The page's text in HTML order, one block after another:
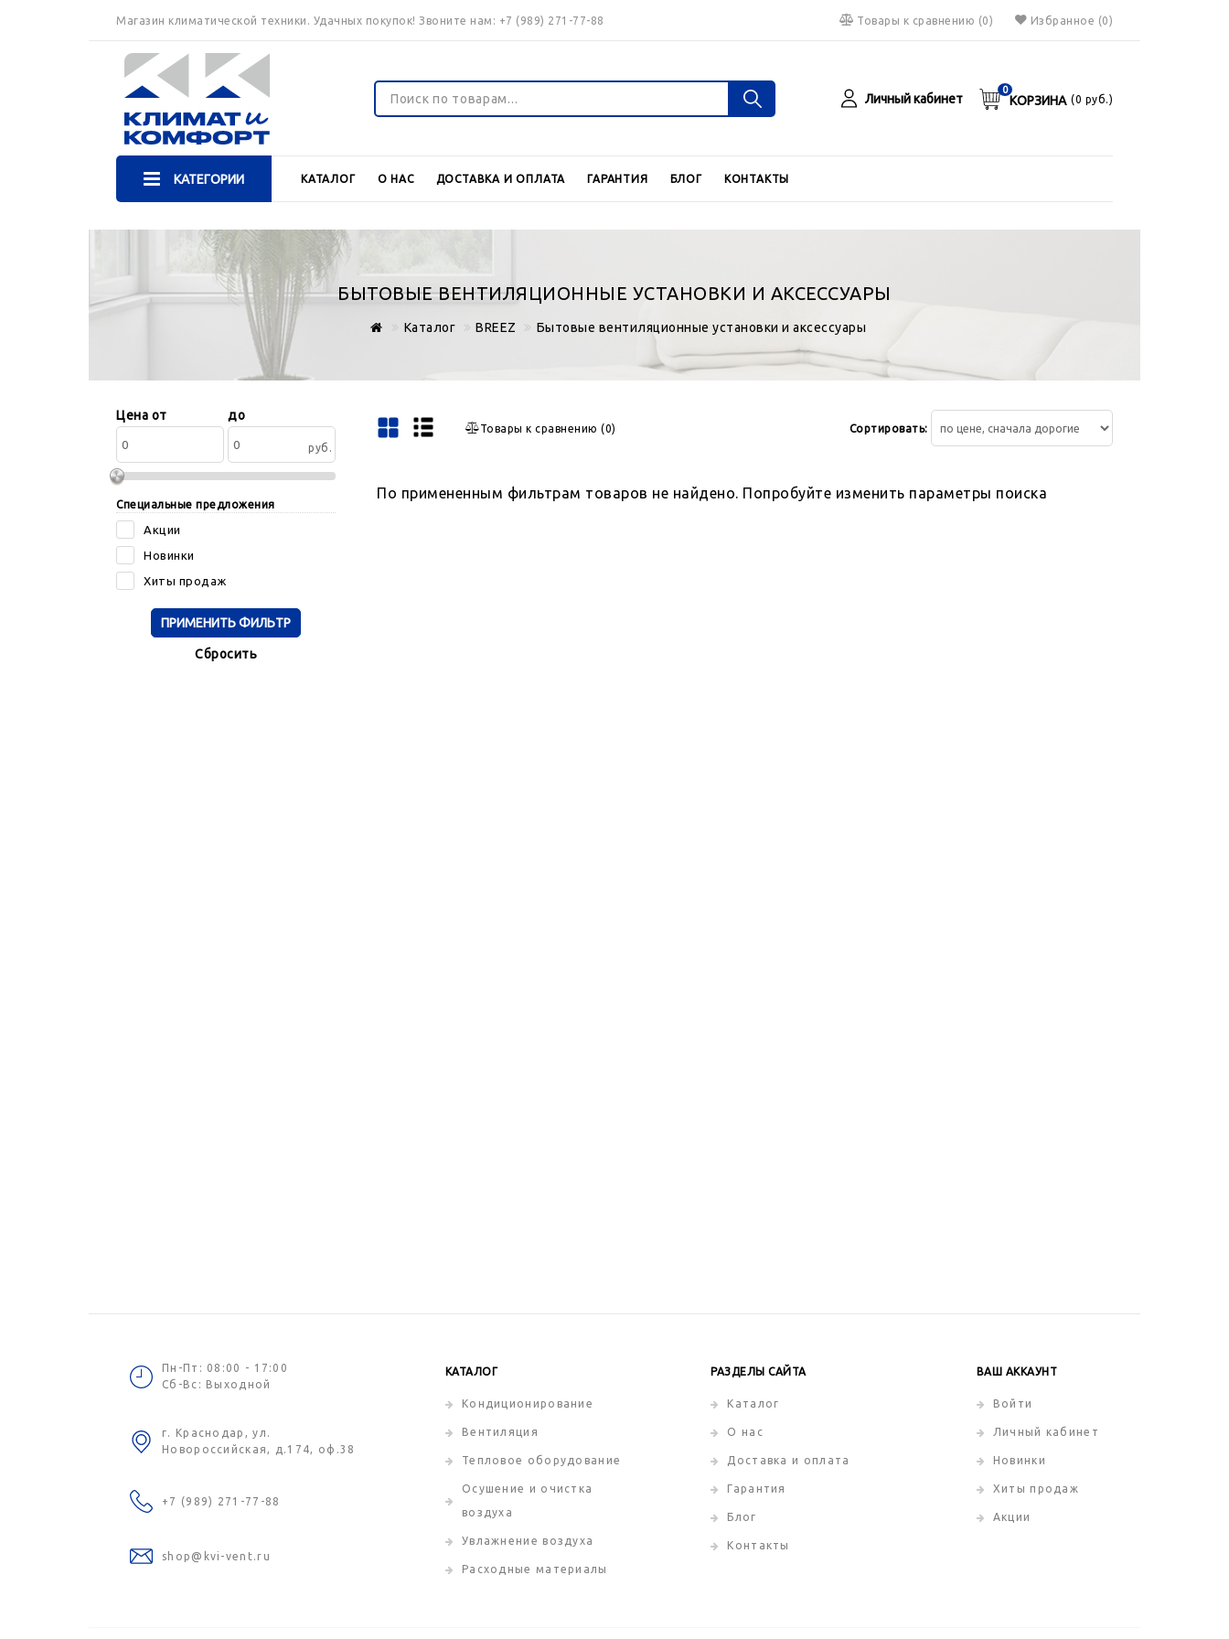
Магазин климатической техники. Удачных покупок! Звоните нам: +7 (989) 271-77-88 Товары к сравнению (0) Избранное (0)
Личный кабинет КОРЗИНА
0
(0 руб.)
КАТЕГОРИИ КАТАЛОГ О НАС ДОСТАВКА И ОПЛАТА ГАРАНТИЯ БЛОГ КОНТАКТЫ
БЫТОВЫЕ ВЕНТИЛЯЦИОННЫЕ УСТАНОВКИ И АКСЕССУАРЫ
Каталог BREEZ Бытовые вентиляционные установки и аксессуары
Сортировать
по:
Цена от до
руб.
Специальные предложения
Акции
Новинки
Хиты продаж
Cбросить
Товары к сравнению (0) Сортировать:
По примененным фильтрам товаров не найдено. Попробуйте изменить параметры поиска
Пн-Пт: 08:00 - 17:00
Сб-Вс: Выходной
г. Краснодар, ул.
Новороссийская, д.174, оф.38
+7 (989) 271-77-88
shop@kvi-vent.ru
КАТАЛОГ
Кондиционирование
Вентиляция
Тепловое оборудование
Осушение и очистка
воздуха
Увлажнение воздуха
Расходные материалы
РАЗДЕЛЫ САЙТА
Каталог
О нас
Доставка и оплата
Гарантия
Блог
Контакты
ВАШ АККАУНТ
Войти
Личный кабинет
Новинки
Хиты продаж
Акции